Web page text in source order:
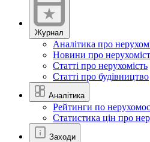
Журнал
Аналітика про
Новини про
Статті про нерухомість
Статті про будівництво
Аналітика
Рейтинги по
Статистика цін про
Заходи